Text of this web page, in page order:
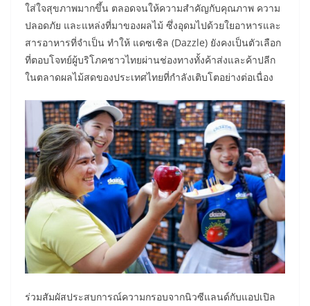
ใส่ใจสุขภาพมากขึ้น ตลอดจนให้ความสำคัญกับคุณภาพ ความ
ปลอดภัย และแหล่งที่มาของผลไม้ ซึ่งอุดมไปด้วยใยอาหารและ
สารอาหารที่จำเป็น ทำให้ แดซเซิล (Dazzle) ยังคงเป็นตัวเลือก
ที่ตอบโจทย์ผู้บริโภคชาวไทยผ่านช่องทางทั้งค้าส่งและค้าปลีก
ในตลาดผลไม้สดของประเทศไทยที่กำลังเติบโตอย่างต่อเนื่อง
ร่วมสัมผัสประสบการณ์ความกรอบจากนิวซีแลนด์กับแอปเปิล